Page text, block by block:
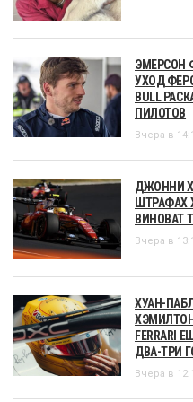
ЭМЕРСОН
УХОД
BULL
ПИЛОТОВ
Вчера в
ДЖОННИ
ШТРАФАХ
ВИНОВАТ
Вчера в
ХУАН-
FERRARI
ДВА-ТРИ
Вчера в